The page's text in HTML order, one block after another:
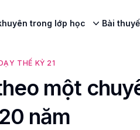
trong lớp học Bài
THẾ KỶ 21
một
năm